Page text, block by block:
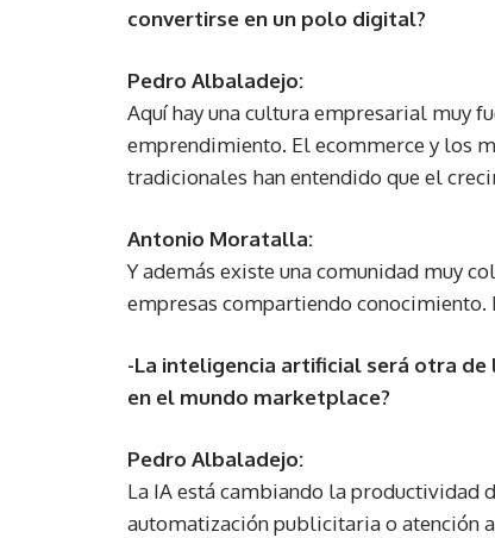
convertirse en un polo digital?
Pedro Albaladejo:
Aquí hay una cultura empresarial muy
emprendimiento. El ecommerce y los
tradicionales han entendido que el
Antonio Moratalla:
Y además existe una comunidad muy
empresas compartiendo
-La inteligencia artificial será otra
en el mundo marketplace?
Pedro Albaladejo:
La IA está cambiando la productividad
automatización publicitaria o atención